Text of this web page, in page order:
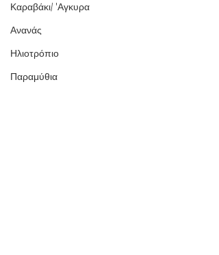
Καραβάκι/ 'Αγκυρα
Ανανάς
Ηλιοτρόπιο
Παραμύθια